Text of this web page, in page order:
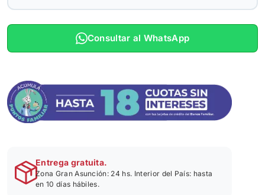
Consultar al WhatsApp
Entrega gratuita.
Zona Gran Asunción: 24 hs. Interior del País: hasta
en 10 días hábiles.